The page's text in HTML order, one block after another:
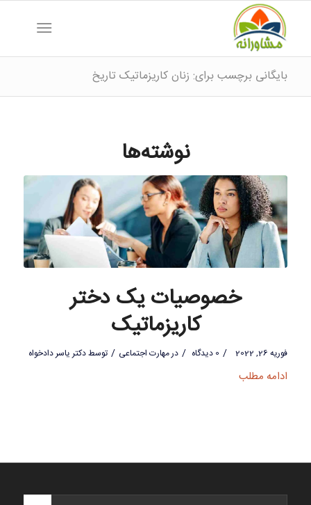
بایگانی برچسب برای: زنان کاریزماتیک تاریخ
نوشته‌ها
خصوصیات یک دختر
کاریزماتیک
فوریه 26, 2022 / 0 دیدگاه / درمهارت اجتماعی / توسطدکتر یاسر دادخواه
ادامه مطلب